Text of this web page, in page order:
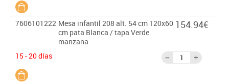
7606101222 Mesa infantil 208 alt. 54 cm 120x60
cm pata Blanca / tapa Verde
manzana
15 - 20 días
154.94€